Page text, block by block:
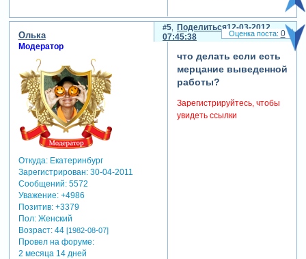
файла шоу "имя_шоу.psh". в
первый раз придется
подождать открытия (до
нескольких минут).
4. удаление файлов
proshow.cfg и proshow.phd в
папке "c:\program
данные файлы есть смысл
удалять, если программа
Поделиться
5
12-03-2012
07:45:38
Олька
Модератор
Откуда:Екатеринбург
Зарегистрирован: 30-04-2011
Сообщений:5572
Уважение: +4986
Позитив: +3379
Пол:Женский
Возраст:44 [1982-08-07]
Провел на форуме:
2 месяца 14 дней
что делать если есть
мерцание выведенной
работы?
Зарегистрируйтесь, чтобы
увидеть ссылки
0